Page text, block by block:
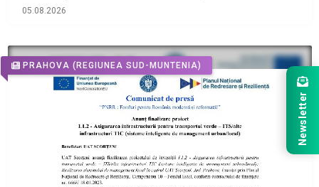
05.08.2026
PRAHOVA (REGIUNEA SUD-MUNTENIA)
Newsletter